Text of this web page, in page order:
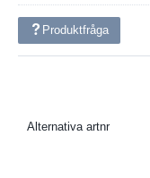
Produktfråga
Alternativa artnr